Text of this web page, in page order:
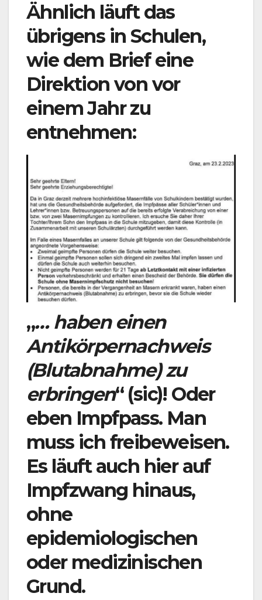
Ähnlich läuft das
übrigens in Schulen,
wie dem Brief eine
Direktion von vor
einem Jahr zu
entnehmen:
„… haben einen
Antikörpernachweis
(Blutabnahme) zu
erbringen“ (sic)! Oder
eben Impfpass. Man
muss ich freibeweisen.
Es läuft auch hier auf
Impfzwang hinaus,
ohne
epidemiologischen
oder medizinischen
Grund.